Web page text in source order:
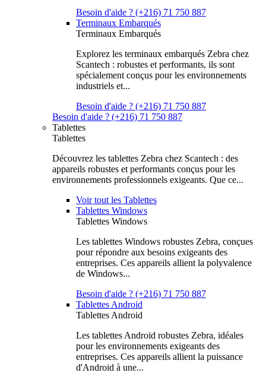
Besoin d'aide ? (+216) 71 750 887
Terminaux Embarqués
Terminaux Embarqués
Explorez les terminaux embarqués Zebra chez
Scantech : robustes et performants, ils sont
spécialement conçus pour les environnements
industriels et...
Besoin d'aide ? (+216) 71 750 887
Besoin d'aide ? (+216) 71 750 887
Tablettes
Tablettes
Découvrez les tablettes Zebra chez Scantech : des
appareils robustes et performants conçus pour les
environnements professionnels exigeants. Que ce...
Voir tout les Tablettes
Tablettes Windows
Tablettes Windows
Les tablettes Windows robustes Zebra, conçues
pour répondre aux besoins exigeants des
entreprises. Ces appareils allient la polyvalence
de Windows...
Besoin d'aide ? (+216) 71 750 887
Tablettes Android
Tablettes Android
Les tablettes Android robustes Zebra, idéales
pour les environnements exigeants des
entreprises. Ces appareils allient la puissance
d'Android à une...